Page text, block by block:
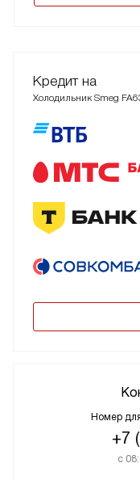
Кредит на
Холодильник Smeg
Номер
+7
с